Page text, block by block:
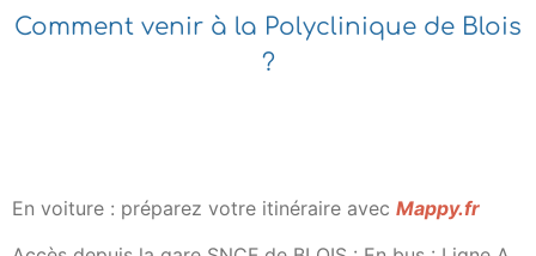
Comment venir à la Polyclinique de Blois
?
En voiture : préparez votre itinéraire avec Mappy.fr